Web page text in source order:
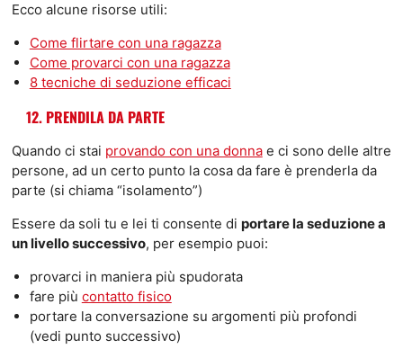
Ecco alcune risorse utili:
Come flirtare con una ragazza
Come provarci con una ragazza
8 tecniche di seduzione efficaci
12. PRENDILA DA PARTE
Quando ci stai provando con una donnae ci sono delle altre
persone, ad un certo punto la cosa da fare è prenderla da
parte (si chiama “isolamento”)
Essere da soli tu e lei ti consente di portare la seduzione a
un livello successivo, per esempio puoi:
provarci in maniera più spudorata
fare più contatto fisico
portare la conversazione su argomenti più profondi
(vedi punto successivo)